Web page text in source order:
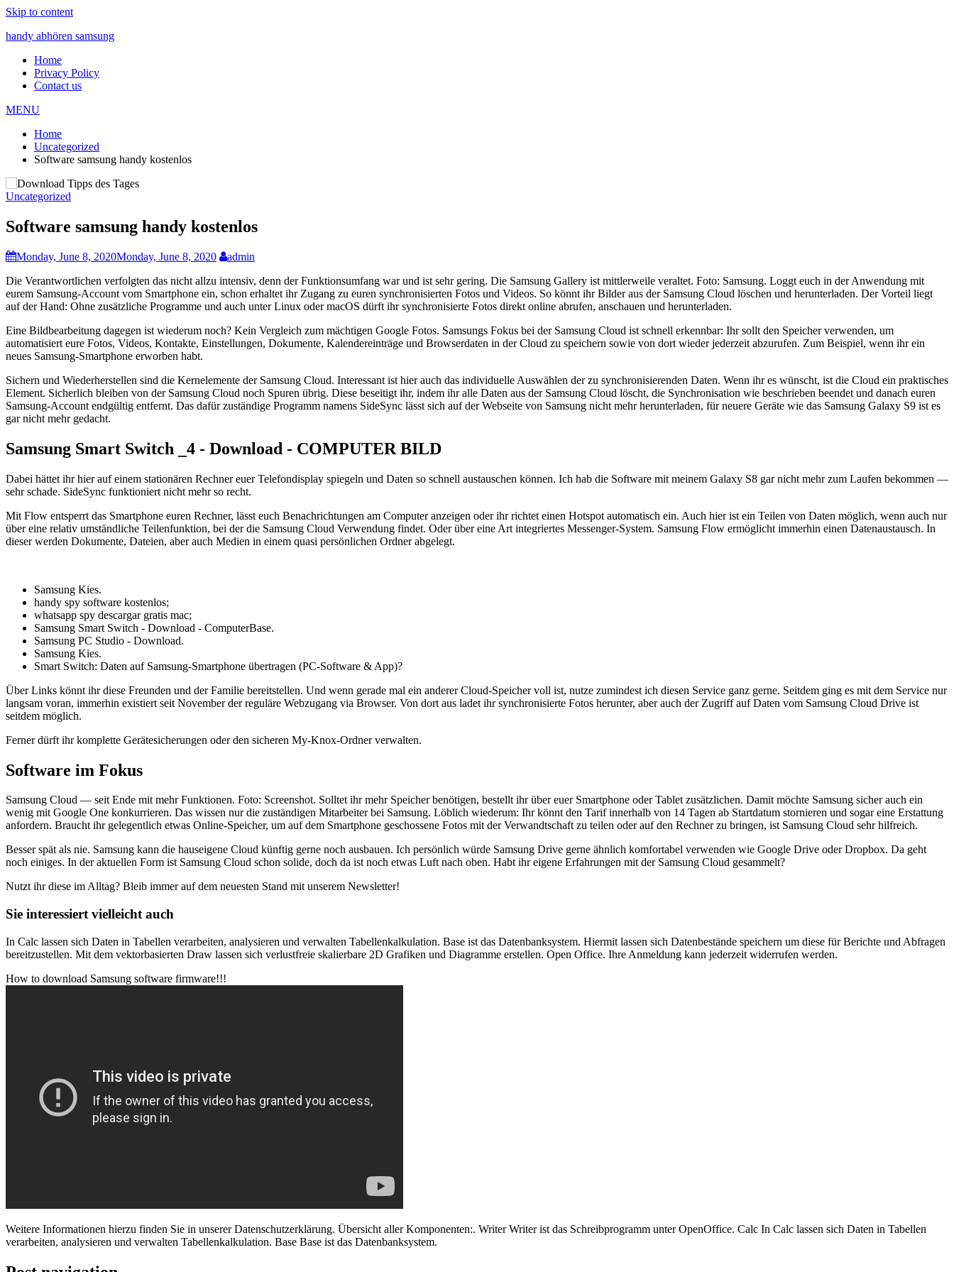
Skip to content
handy abhören samsung
Home
Privacy Policy
Contact us
MENU
Home
Uncategorized
Software samsung handy kostenlos
Uncategorized
Software samsung handy kostenlos
Monday, June 8, 2020Monday, June 8, 2020
admin
Die Verantwortlichen verfolgten das nicht allzu intensiv, denn der Funktionsumfang war und ist sehr gering. Die Samsung Gallery ist mittlerweile veraltet. Foto: Samsung. Loggt euch in der Anwendung mit
eurem Samsung-Account vom Smartphone ein, schon erhaltet ihr Zugang zu euren synchronisierten Fotos und Videos. So könnt ihr Bilder aus der Samsung Cloud löschen und herunterladen. Der Vorteil liegt
auf der Hand: Ohne zusätzliche Programme und auch unter Linux oder macOS dürft ihr synchronisierte Fotos direkt online abrufen, anschauen und herunterladen.
Eine Bildbearbeitung dagegen ist wiederum noch? Kein Vergleich zum mächtigen Google Fotos. Samsungs Fokus bei der Samsung Cloud ist schnell erkennbar: Ihr sollt den Speicher verwenden, um
automatisiert eure Fotos, Videos, Kontakte, Einstellungen, Dokumente, Kalendereinträge und Browserdaten in der Cloud zu speichern sowie von dort wieder jederzeit abzurufen. Zum Beispiel, wenn ihr ein
neues Samsung-Smartphone erworben habt.
Sichern und Wiederherstellen sind die Kernelemente der Samsung Cloud. Interessant ist hier auch das individuelle Auswählen der zu synchronisierenden Daten. Wenn ihr es wünscht, ist die Cloud ein praktisches
Element. Sicherlich bleiben von der Samsung Cloud noch Spuren übrig. Diese beseitigt ihr, indem ihr alle Daten aus der Samsung Cloud löscht, die Synchronisation wie beschrieben beendet und danach euren
Samsung-Account endgültig entfernt. Das dafür zuständige Programm namens SideSync lässt sich auf der Webseite von Samsung nicht mehr herunterladen, für neuere Geräte wie das Samsung Galaxy S9 ist es
gar nicht mehr gedacht.
Samsung Smart Switch _4 - Download - COMPUTER BILD
Dabei hättet ihr hier auf einem stationären Rechner euer Telefondisplay spiegeln und Daten so schnell austauschen können. Ich hab die Software mit meinem Galaxy S8 gar nicht mehr zum Laufen bekommen —
sehr schade. SideSync funktioniert nicht mehr so recht.
Mit Flow entsperrt das Smartphone euren Rechner, lässt euch Benachrichtungen am Computer anzeigen oder ihr richtet einen Hotspot automatisch ein. Auch hier ist ein Teilen von Daten möglich, wenn auch nur
über eine relativ umständliche Teilenfunktion, bei der die Samsung Cloud Verwendung findet. Oder über eine Art integriertes Messenger-System. Samsung Flow ermöglicht immerhin einen Datenaustausch. In
dieser werden Dokumente, Dateien, aber auch Medien in einem quasi persönlichen Ordner abgelegt.
Samsung Kies.
handy spy software kostenlos;
whatsapp spy descargar gratis mac;
Samsung Smart Switch - Download - ComputerBase.
Samsung PC Studio - Download.
Samsung Kies.
Smart Switch: Daten auf Samsung-Smartphone übertragen (PC-Software & App)?
Über Links könnt ihr diese Freunden und der Familie bereitstellen. Und wenn gerade mal ein anderer Cloud-Speicher voll ist, nutze zumindest ich diesen Service ganz gerne. Seitdem ging es mit dem Service nur
langsam voran, immerhin existiert seit November der reguläre Webzugang via Browser. Von dort aus ladet ihr synchronisierte Fotos herunter, aber auch der Zugriff auf Daten vom Samsung Cloud Drive ist
seitdem möglich.
Ferner dürft ihr komplette Gerätesicherungen oder den sicheren My-Knox-Ordner verwalten.
Software im Fokus
Samsung Cloud — seit Ende mit mehr Funktionen. Foto: Screenshot. Solltet ihr mehr Speicher benötigen, bestellt ihr über euer Smartphone oder Tablet zusätzlichen. Damit möchte Samsung sicher auch ein
wenig mit Google One konkurrieren. Das wissen nur die zuständigen Mitarbeiter bei Samsung. Löblich wiederum: Ihr könnt den Tarif innerhalb von 14 Tagen ab Startdatum stornieren und sogar eine Erstattung
anfordern. Braucht ihr gelegentlich etwas Online-Speicher, um auf dem Smartphone geschossene Fotos mit der Verwandtschaft zu teilen oder auf den Rechner zu bringen, ist Samsung Cloud sehr hilfreich.
Besser spät als nie. Samsung kann die hauseigene Cloud künftig gerne noch ausbauen. Ich persönlich würde Samsung Drive gerne ähnlich komfortabel verwenden wie Google Drive oder Dropbox. Da geht
noch einiges. In der aktuellen Form ist Samsung Cloud schon solide, doch da ist noch etwas Luft nach oben. Habt ihr eigene Erfahrungen mit der Samsung Cloud gesammelt?
Nutzt ihr diese im Alltag? Bleib immer auf dem neuesten Stand mit unserem Newsletter!
Sie interessiert vielleicht auch
In Calc lassen sich Daten in Tabellen verarbeiten, analysieren und verwalten Tabellenkalkulation. Base ist das Datenbanksystem. Hiermit lassen sich Datenbestände speichern um diese für Berichte und Abfragen
bereitzustellen. Mit dem vektorbasierten Draw lassen sich verlustfreie skalierbare 2D Grafiken und Diagramme erstellen. Open Office. Ihre Anmeldung kann jederzeit widerrufen werden.
How to download Samsung software firmware!!!
Weitere Informationen hierzu finden Sie in unserer Datenschutzerklärung. Übersicht aller Komponenten:. Writer Writer ist das Schreibprogramm unter OpenOffice. Calc In Calc lassen sich Daten in Tabellen
verarbeiten, analysieren und verwalten Tabellenkalkulation. Base Base ist das Datenbanksystem.